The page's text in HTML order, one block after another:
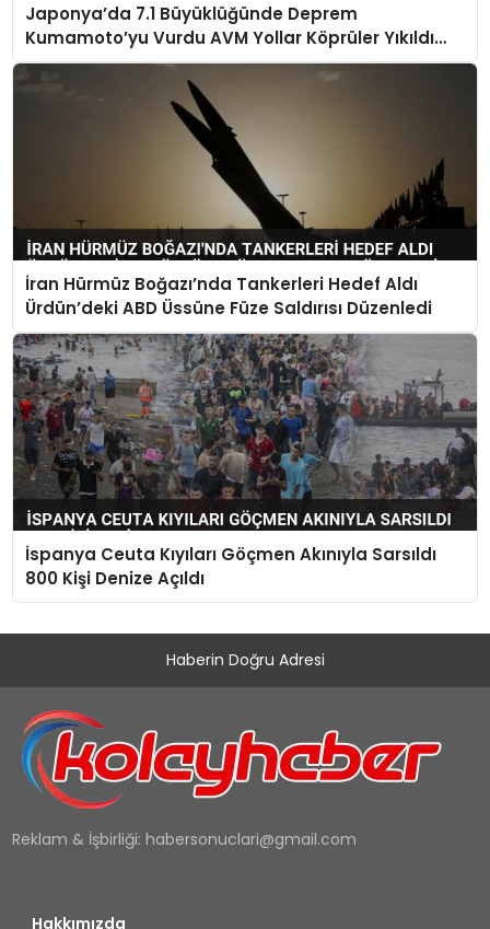
Japonya’da 7.1 Büyüklüğünde Deprem
Kumamoto’yu Vurdu AVM Yollar Köprüler Yıkıldı
Çok Sayıda Can Kaybı Var
İran Hürmüz Boğazı’nda Tankerleri Hedef Aldı
Ürdün’deki ABD Üssüne Füze Saldırısı Düzenledi
İspanya Ceuta Kıyıları Göçmen Akınıyla Sarsıldı
800 Kişi Denize Açıldı
Haberin Doğru Adresi
Reklam & İşbirliği: habersonuclari@gmail.com
Hakkımızda